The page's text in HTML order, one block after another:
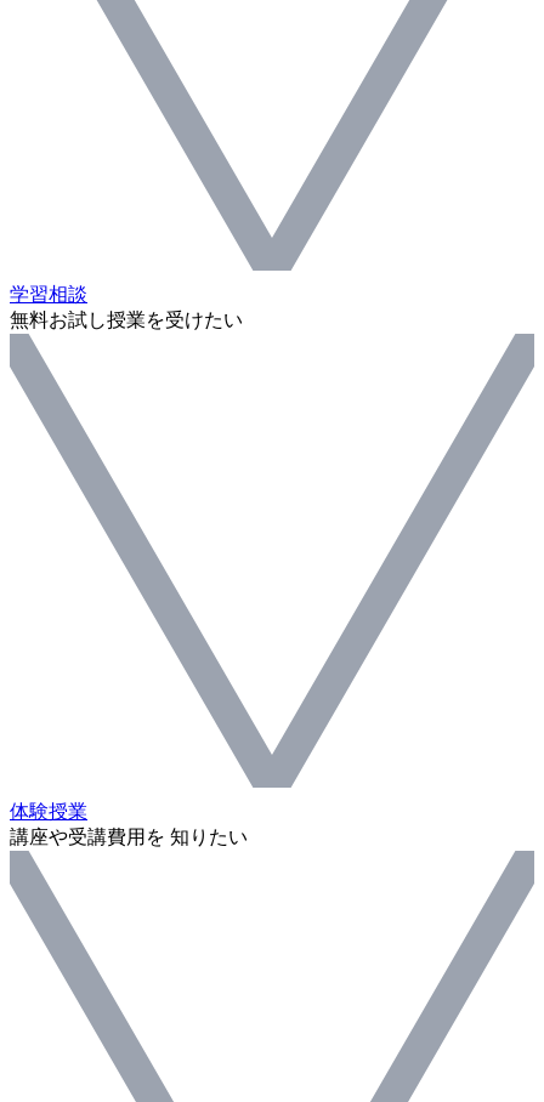
学習相談
無料お試し授業を受けたい
体験授業
講座や受講費用を 知りたい